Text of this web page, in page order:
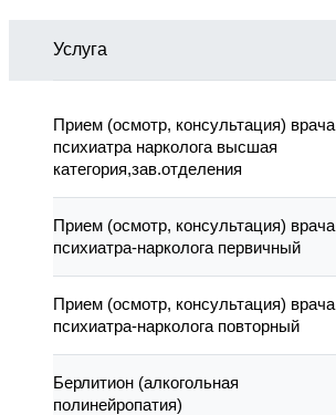
Услуга
Прием (осмотр, консультация) врача
психиатра нарколога высшая
категория,зав.отделения
Прием (осмотр, консультация) врача
психиатра-нарколога первичный
Прием (осмотр, консультация) врача
психиатра-нарколога повторный
Берлитион (алкогольная
полинейропатия)